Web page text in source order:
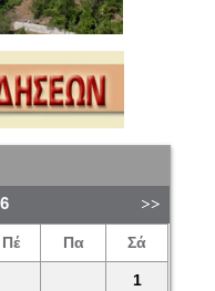
Πέ Πα Σά
1